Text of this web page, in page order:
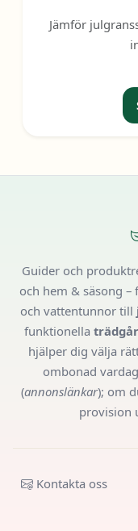
Jämför
Guider och
och hem & säsong
och vattentunnor till
funktionella
hjälper dig välja
ombonad
(annonslänkar); om
provision
Kontakta oss